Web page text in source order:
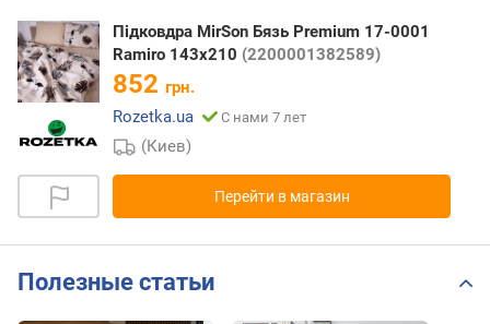
Підковдра MirSon Бязь Premium 17-0001
Ramiro 143х210 (2200001382589)
852 грн.
Rozetka.ua
С нами 7 лет
(Киев)
Перейти в магазин
Полезные статьи